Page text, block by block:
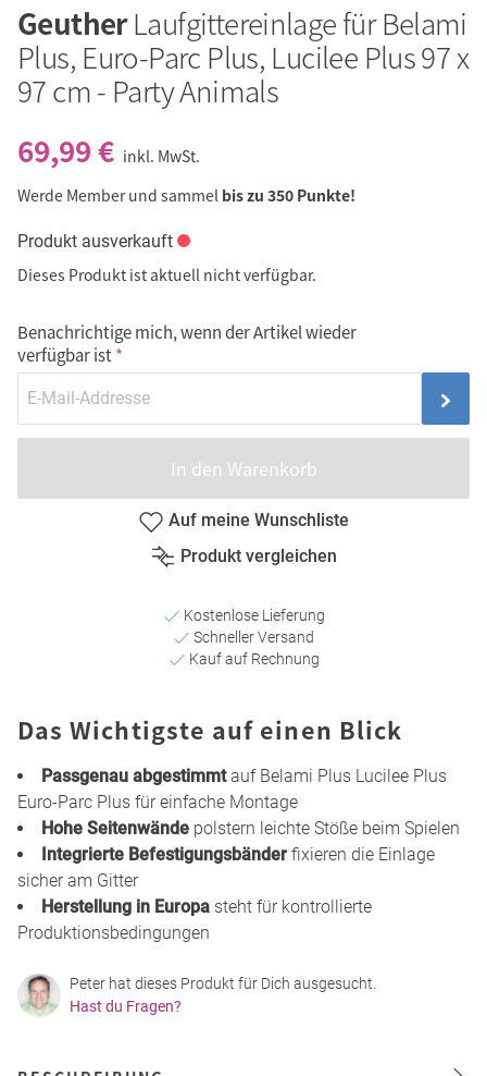
GeutherLaufgittereinlage für Belami
Plus, Euro-Parc Plus, Lucilee Plus 97 x
97 cm - Party Animals
69,99 € inkl. MwSt.
Werde Member und sammel bis zu 350 Punkte!
Produkt ausverkauft
Dieses Produkt ist aktuell nicht verfügbar.
Benachrichtige mich, wenn der Artikel wieder
verfügbar ist
In den Warenkorb
Auf meine Wunschliste
Produkt vergleichen
Kostenlose Lieferung
Schneller Versand
Kauf auf Rechnung
Das Wichtigste auf einen Blick
Passgenau abgestimmtauf Belami Plus Lucilee Plus
Euro-Parc Plus für einfache Montage
Hohe Seitenwände polstern leichte Stöße beim Spielen
Integrierte Befestigungsbänder fixieren die Einlage
sicher am Gitter
Herstellung in Europa steht für kontrollierte
Produktionsbedingungen
Peter hat dieses Produkt für Dich ausgesucht.
Hast du Fragen?